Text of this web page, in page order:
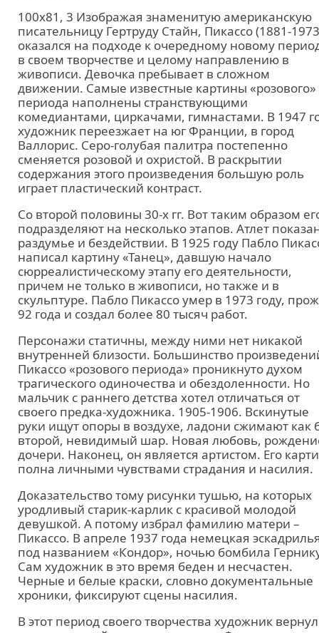
100x81, 3 Изображая знаменитую американскую
писательницу Гертруду Стайн, Пикассо (1881-
оказался на подходе к очередному новому
в своем творчестве и целому направлению в
живописи. Девочка пребывает в сложном
движении. Самые известные картины «розового»
периода наполнены странствующими
комедиантами, циркачами, гимнастами. В 1947
художник переезжает на юг Франции, в город
Валлорис. Серо-голубая палитра постепенно
сменяется розовой и охристой. В раскрытии
содержания этого произведения большую роль
играет пластический контраст.
Со второй половины 30-х гг. Вот таким образом
подразделяют на несколько этапов. Атлет
раздумье и бездействии. В 1925 году Пабло
написал картину «Танец», давшую начало
сюрреалистическому этапу его деятельности,
причем не только в живописи, но также и в
скульптуре. Пабло Пикассо умер в 1973 году,
92 года и создал более 80 тысяч работ.
Персонажи статичны, между ними нет никакой
внутренней близости. Большинство
Пикассо «розового периода» проникнуто духом
трагического одиночества и обездоленности. Но
мальчик с раннего детства хотел отличаться от
своего предка-художника. 1905-1906. Вскинутые
руки ищут опоры в воздухе, ладони сжимают как
второй, невидимый шар. Новая любовь,
дочери. Наконец, он является артистом. Его
полна личными чувствами страдания и насилия.
Доказательство тому рисунки тушью, на которых
уродливый старик-карлик с красивой молодой
девушкой. А потому избрал фамилию матери –
Пикассо. В апреле 1937 года немецкая
под названием «Кондор», ночью бомбила
Сам художник в это время беден и несчастен.
Черные и белые краски, словно документальные
хроники, фиксируют сцены насилия.
В этот период своего творчества художник